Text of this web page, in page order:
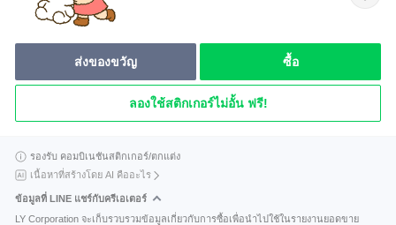
ส่งของขวัญ ซื้อ
ลองใช้สติกเกอร์ไม่อั้น ฟรี!
รองรับ คอมบิเนชันสติกเกอร์/ตกแต่ง
เนื้อหาที่สร้างโดย AI คืออะไร
ข้อมูลที่ LINE แชร์กับครีเอเตอร์
LY Corporation จะเก็บรวบรวมข้อมูลเกี่ยวกับการซื้อเพื่อนำไปใช้ในรายงานยอดขาย